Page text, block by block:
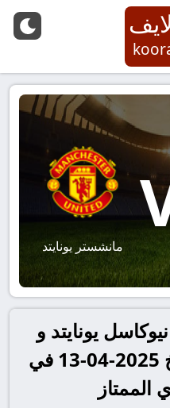
مانشستر يونايتد
يونايتد و
مانشستر يونايتد بتاريخ 2025-04-13 في
الممتاز